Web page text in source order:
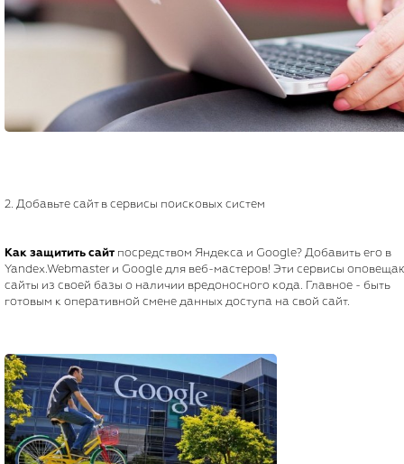
2. Добавьте сайт в сервисы поисковых систем
Как защитить сайт посредством Яндекса и Google? Добавить его в
Yandex.Webmaster и Google для веб-мастеров! Эти сервисы
сайты из своей базы о наличии вредоносного кода. Главное - быть
готовым к оперативной смене данных доступа на свой сайт.